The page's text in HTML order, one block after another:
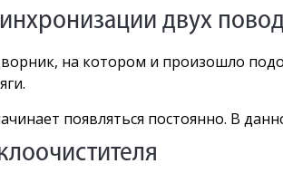
двух
на котором и произошло
появляться постоянно. В